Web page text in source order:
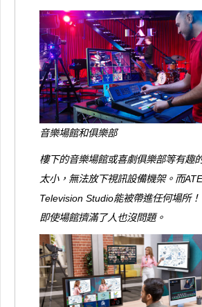
音樂場館和俱樂部
樓下的音樂場館或喜劇俱樂部等有趣
太小，無法放下視訊設備機架。而
Television Studio能被帶進任何場所！
即使場館擠滿了人也沒問題。